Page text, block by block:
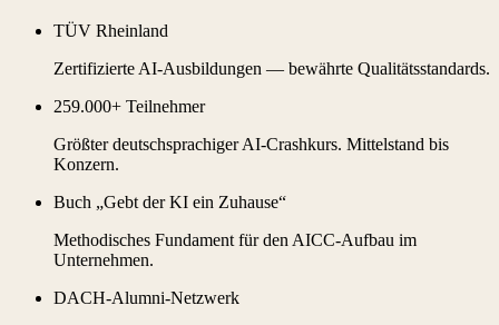
TÜV Rheinland
Zertifizierte AI-Ausbildungen — bewährte Qualitätsstandards.
259.000+ Teilnehmer
Größter deutschsprachiger AI-Crashkurs. Mittelstand bis
Konzern.
Buch „Gebt der KI ein Zuhause“
Methodisches Fundament für den AICC-Aufbau im
Unternehmen.
DACH-Alumni-Netzwerk